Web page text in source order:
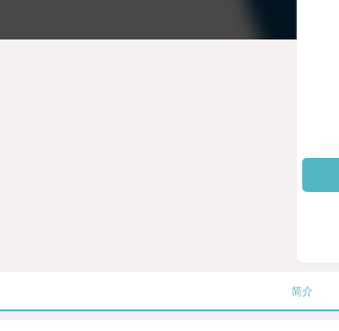
简介